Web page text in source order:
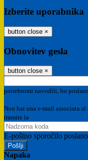
Izberite uporabnika
button close ×
Obnovitev gesla
button close ×
potrebnimi navodili, bo
Non hai una e-mail associata
tramite la
E-poštno sporočilo
Napaka